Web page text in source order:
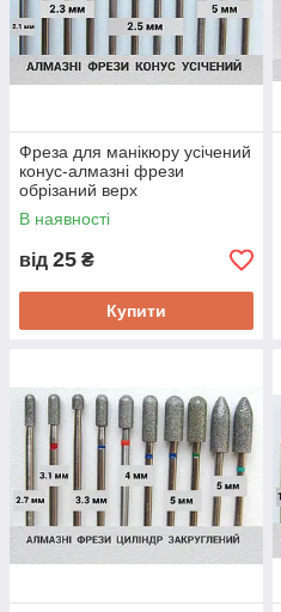
Фреза для манікюру усічений
конус-алмазні фрези
обрізаний верх
В наявності
від 25 ₴
Купити